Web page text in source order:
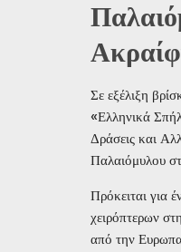
Σε εξέλιξη
«Ελληνικά
Δράσεις και
Παλαιόμυλου
Πρόκειται για
χειρόπτερων
από την